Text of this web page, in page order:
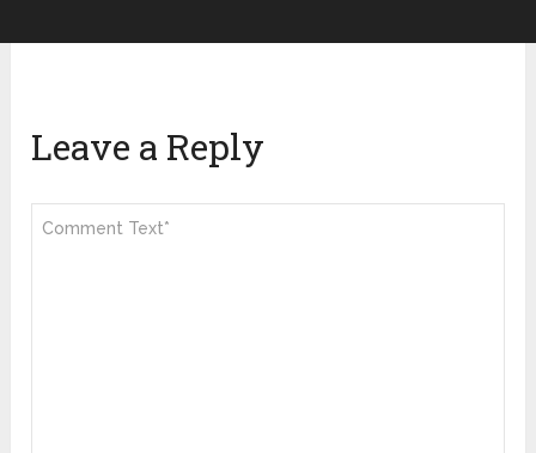
Leave a Reply